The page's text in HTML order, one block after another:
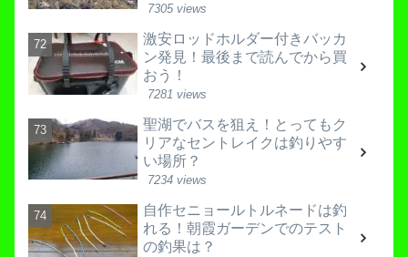
7305 views
激安ロッドホルダー付きバッカ
ン発見！最後まで読んでから買
おう！
7281 views
聖湖でバスを狙え！とってもク
リアなセントレイクは釣りやす
い場所？
7234 views
自作セニョールトルネードは釣
れる！朝霞ガーデンでのテスト
の釣果は？